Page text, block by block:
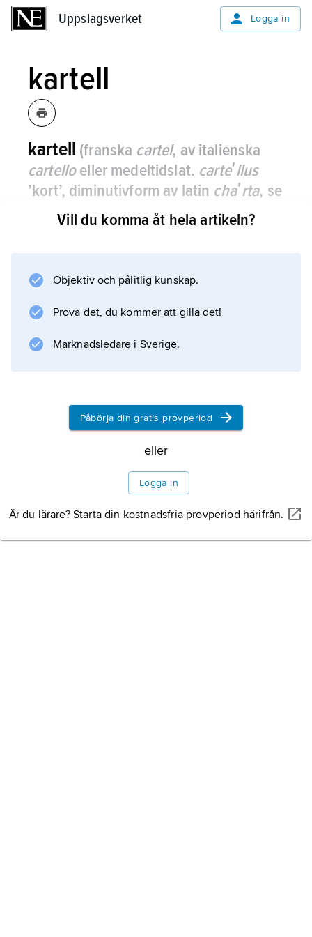
Uppslagsverket Logga in
kartell
kartell (franska cartel, av italienska
cartelloeller medeltidslat. carteʹllus
’kort’, diminutivform av latin chaʹrta, se
vidarekarta
grupp av politiska partier
som samverkar för att undvika
valsystemet; sevalkartell
Vill du komma åt hela artikeln?
Objektiv och pålitlig kunskap.
Prova det, du kommer att gilla det!
Marknadsledare i Sverige.
Påbörja din gratis provperiod
eller
Logga in
Är du lärare? Starta din kostnadsfria provperiod härifrån.